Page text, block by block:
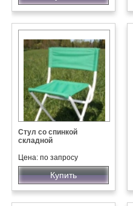
Стул со спинкой
складной
Цена: по запросу
Купить